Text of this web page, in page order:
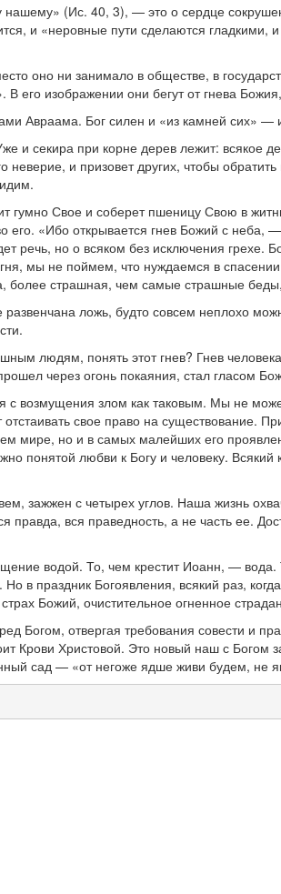
нашему» (Ис. 40, 3), — это о сердце
и «неровные пути сделаются гладкими,
оно ни занимало в обществе, в
изображении они бегут от гнева
Авраама. Бог силен и «из камней сих»
секира при корне дерев лежит: всякое
и призовет других, чтобы
гумно Свое и соберет пшеницу Свою в
«Ибо открывается гнев Божий с неба,
но о всяком без исключения грехе.
мы не поймем, что нуждаемся в
более страшная, чем самые страшные
ложь, будто совсем неплохо
людям, понять этот гнев? Гнев
через огонь покаяния, стал гласом
возмущения злом как таковым. Мы не
отстаивать свое право на
мире, но и в самых малейших его
понятой любви к Богу и человеку.
зажжен с четырех углов. Наша жизнь
вся праведность, а не часть ее.
водой. То, чем крестит Иоанн, —
праздник Богоявления, всякий раз,
Божий, очистительное огненное
Богом, отвергая требования совести и
Крови Христовой. Это новый наш с
сад — «от негоже ядше живи будем, не